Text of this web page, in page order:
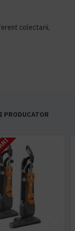
colectarii,
PRODUCATOR